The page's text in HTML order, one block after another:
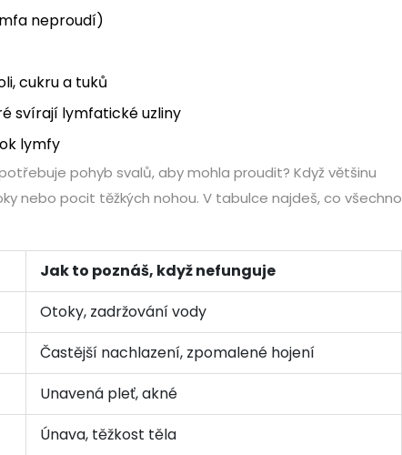
neproudí)
cukru a tuků
svírají lymfatické uzliny
lymfy
pohyb svalů, aby mohla proudit? Když většinu
nebo pocit těžkých nohou. V tabulce najdeš, co všechno
Jak to poznáš, když nefunguje
Otoky, zadržování vody
Častější nachlazení, zpomalené hojení
Unavená pleť, akné
Únava, těžkost těla